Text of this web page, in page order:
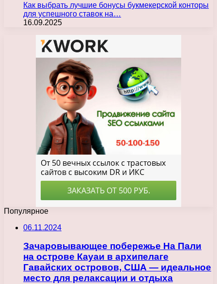
Как выбрать лучшие бонусы букмекерской конторы
для успешного ставок на…
16.09.2025
Популярное
06.11.2024
Зачаровывающее побережье На Пали
на острове Кауаи в архипелаге
Гавайских островов, США — идеальное
место для релаксации и отдыха